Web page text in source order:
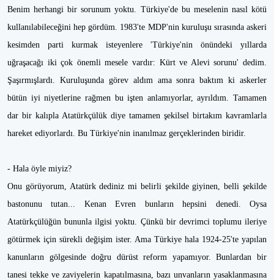
Benim herhangi bir sorunum yoktu. Türkiye'de bu meselenin nasıl kötü
kullanılabileceğini hep gördüm. 1983'te MDP'nin kuruluşu sırasında askeri
kesimden parti kurmak isteyenlere 'Türkiye'nin önündeki yıllarda
uğraşacağı iki çok önemli mesele vardır: Kürt ve Alevi sorunu' dedim.
Şaşırmışlardı. Kuruluşunda görev aldım ama sonra baktım ki askerler
bütün iyi niyetlerine rağmen bu işten anlamıyorlar, ayrıldım. Tamamen
dar bir kalıpla Atatürkçülük diye tamamen şekilsel birtakım kavramlarla
hareket ediyorlardı. Bu Türkiye'nin inanılmaz gerçeklerinden biridir.
- Hala öyle miyiz?
Onu görüyorum, Atatürk dediniz mi belirli şekilde giyinen, belli şekilde
bastonunu tutan... Kenan Evren bunların hepsini denedi. Oysa
Atatürkçülüğün bununla ilgisi yoktu. Çünkü bir devrimci toplumu ileriye
götürmek için sürekli değişim ister. Ama Türkiye hala 1924-25'te yapılan
kanunların gölgesinde doğru dürüst reform yapamıyor. Bunlardan bir
tanesi tekke ve zaviyelerin kapatılmasına, bazı unvanların yasaklanmasına